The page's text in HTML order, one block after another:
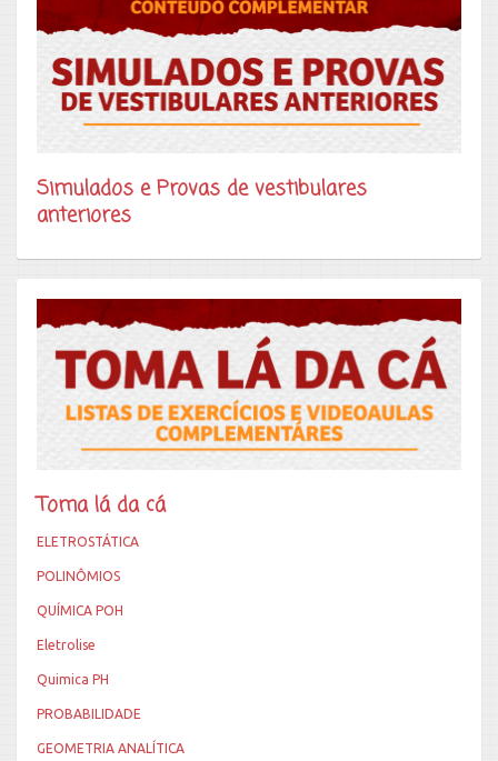
Simulados e Provas de vestibulares
anteriores
Toma lá da cá
ELETROSTÁTICA
POLINÔMIOS
QUÍMICA POH
Eletrolise
Quimica PH
PROBABILIDADE
GEOMETRIA ANALÍTICA